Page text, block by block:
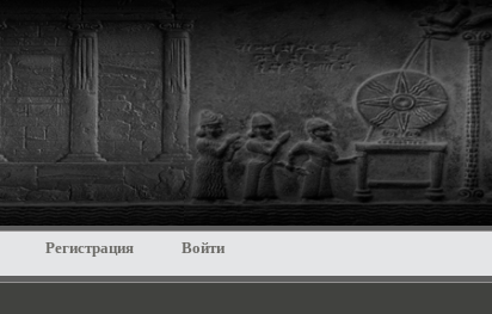
Регистрация Войти